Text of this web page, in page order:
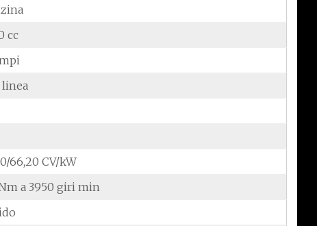
cc
66,20 CV/kW
a 3950 giri min